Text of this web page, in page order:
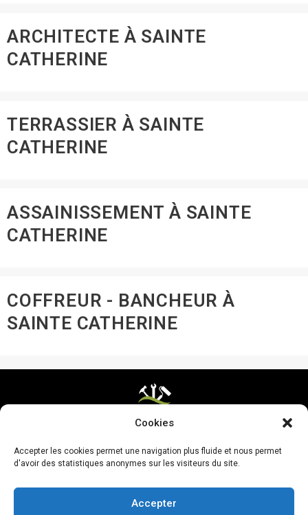
Cookies
Accepter les cookies permet une navigation plus fluide et nous permet
d'avoir des statistiques anonymes sur les visiteurs du site.
Accepter
ARCHITECTE À SAINTE
CATHERINE
TERRASSIER À SAINTE
CATHERINE
ASSAINISSEMENT À SAINTE
CATHERINE
COFFREUR - BANCHEUR À
SAINTE CATHERINE
Mettre ma page à jour